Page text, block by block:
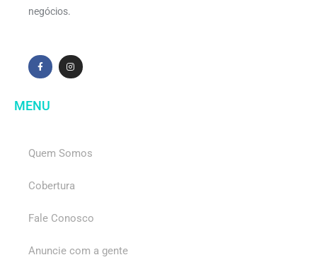
negócios.
MENU
Quem Somos
Cobertura
Fale Conosco
Anuncie com a gente